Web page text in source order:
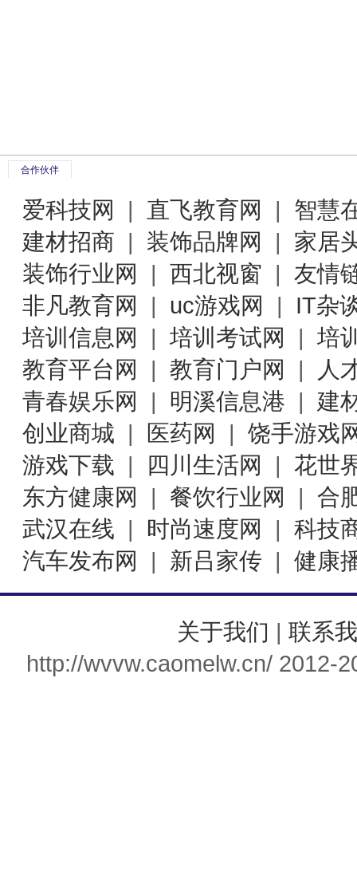
合作伙伴
爱科技网 | 直飞教育网 |
智慧
建材招商 | 装饰品牌网 |
家居
装饰行业网
| 西北视窗 | 友情
非凡教育网
| uc游戏网 |
IT杂
培训信息网
| 培训考试网 | 培
教育平台网
| 教育门户网 |
人
青春娱乐网
| 明溪信息港 |
建
创业商城 | 医药网 | 饶手游戏
游戏下载 | 四川生活网 | 花世
东方健康网
| 餐饮行业网 | 合
武汉在线 | 时尚速度网 | 科技
汽车发布网
| 新吕家传 | 健康
关于我们 | 联系
http://wvvw.caomelw.cn/ 2012-